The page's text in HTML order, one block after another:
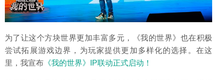
为了让这个方块世界更加丰富多元，《我的世界》也在积极
尝试拓展游戏边界，为玩家提供更加多样化的选择。在这
里，我宣布 《我的世界》IP联动正式启动！